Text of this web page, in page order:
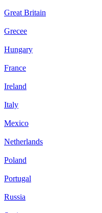
Great Britain
Grecee
Hungary
France
Ireland
Italy
Mexico
Netherlands
Poland
Portugal
Russia